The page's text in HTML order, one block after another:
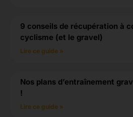
9 conseils de récupération à
cyclisme (et le gravel)
Lire ce guide »
Nos plans d’entraînement
!
Lire ce guide »